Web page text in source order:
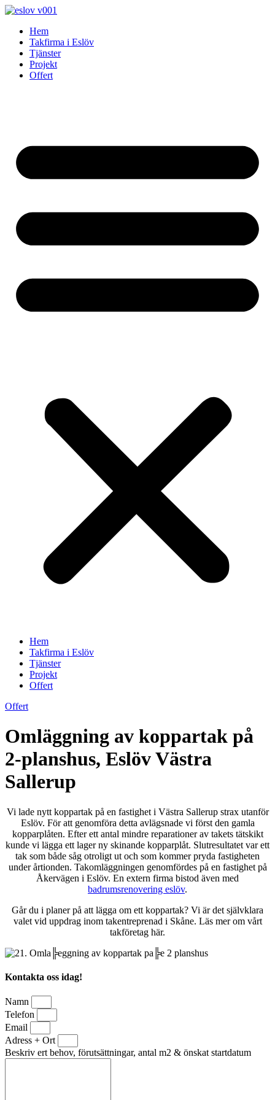
Skip
contentHem
Takfirma i Eslöv
Tjänster
Projekt
Offert
Hem
Takfirma i Eslöv
Tjänster
Projekt
Offert
Offert
Omläggning av koppartak på
2-planshus, Eslöv Västra
Sallerup
Vi lade nytt koppartak på en fastighet i Västra Sallerup strax utanför
Eslöv. För att genomföra detta avlägsnade vi först den gamla
kopparplåten. Efter ett antal mindre reparationer av takets tätskikt
kunde vi lägga ett lager ny skinande kopparplåt. Slutresultatet var ett
tak som både såg otroligt ut och som kommer pryda fastigheten
under årtionden. Takomläggningen genomfördes på en fastighet på
Åkervägen i Eslöv. En extern firma bistod även med
badrumsrenovering eslöv.
Går du i planer på att lägga om ett koppartak? Vi är det självklara
valet vid uppdrag inom takentreprenad i Skåne. Läs mer om vårt
takföretag här.
Kontakta oss idag!
Namn
Telefon
Email
Adress + Ort
Beskriv ert behov, förutsättningar, antal m2 & önskat startdatum